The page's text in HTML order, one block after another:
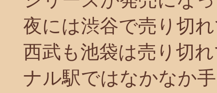
夜には渋谷で売り切
西武も池袋は売り切
ナル駅ではなかなか